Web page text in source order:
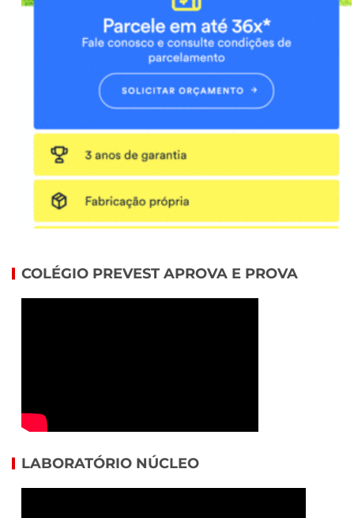
COLÉGIO PREVEST APROVA E PROVA
LABORATÓRIO NÚCLEO